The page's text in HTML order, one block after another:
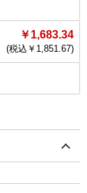
￥1,683.34
(税込￥ 1,851.67)